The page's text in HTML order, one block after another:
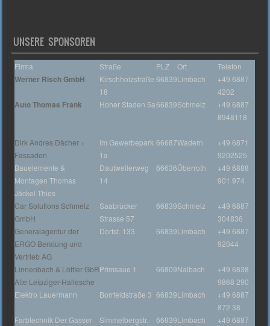
UNSERE SPONSOREN
Firma Straße PLZ Ort Telefon
Werner Risch GmbH
Kirschholzstraße
18
66839Limbach
+49 6887
4202
Auto Thomas Frank Hoher Staden 5a66839Schmelz
+49 6887
8948118
Dirk Andres Dächer +
Fassaden
Im Gewerbepark
1a
66687Wadern
+49 6871
9202525
Bauelemente &
Montagen Thomas
Jäckel-Thies
Dautweilerweg
14
66636Überroth
+49 6888
901 974
Car Solutions Schmelz
GmbH
Saabrücker
Strasse 57
66839Schmelz
+49 6887
304836
Generalagentur der
ERGO Beratung und
Vertrieb AG
Dorfst. 133 66839Limbach
+49 6887
92044
Linnenbach & Löffler GbR
Alte Leipziger-Hallesche
Primsaue 1 66809Nalbach
+49 6838
9868 290
Elektro Lauermann
Borrfeldstraße 3 66839Limbach
+49 6887
872 38
Farbtechnik Der Gasser
Simmelbergstr.
66839Limbach
+49 6887